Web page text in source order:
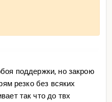
поддержки, но закрою
резко без всяких
так что до твх